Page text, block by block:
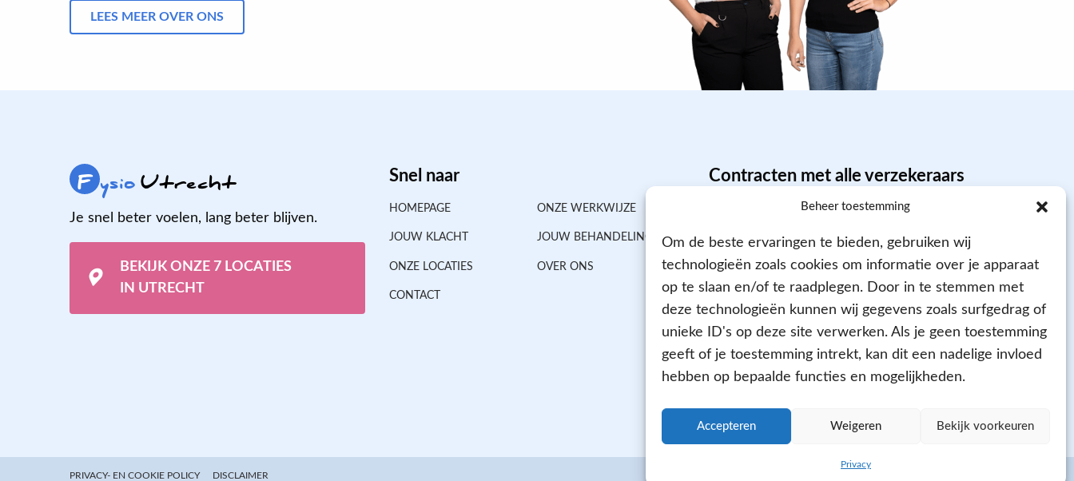
Beheer toestemming
Om de beste ervaringen te bieden, gebruiken wij
technologieën zoals cookies om informatie over je apparaat
op te slaan en/of te raadplegen. Door in te stemmen met
deze technologieën kunnen wij gegevens zoals surfgedrag of
unieke ID's op deze site verwerken. Als je geen toestemming
geeft of je toestemming intrekt, kan dit een nadelige invloed
hebben op bepaalde functies en mogelijkheden.
Accepteren Weigeren Bekijk voorkeuren
Privacy
LEES MEER OVER ONS
F ysioUtrecht
Je snel beter voelen, lang beter blijven.
BEKIJK ONZE 7 LOCATIES
IN UTRECHT
Snel naar
HOMEPAGE ONZE WERKWIJZE
JOUW KLACHT JOUW BEHANDELING
ONZE LOCATIES OVER ONS
CONTACT
Contracten met alle verzekeraars
Aangesloten bij
PRIVACY- EN COOKIE POLICY DISCLAIMER